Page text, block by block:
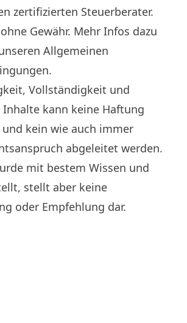
zertifizierten Steuerberater.
Gewähr. Mehr Infos dazu
Allgemeinen
Vollständigkeit und
kann keine Haftung
kein wie auch immer
abgeleitet werden.
mit bestem Wissen und
stellt aber keine
oder Empfehlung dar.